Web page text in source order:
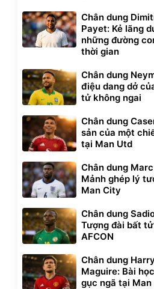
Chân dung
Payet: Kẻ lãng
những đường
thời gian
Chân dung
điệu dang dở
tử không ngai
Chân dung
sản của một
tại Man Utd
Chân dung
Mảnh ghép lý
Man City
Chân dung
Tượng đài bất
AFCON
Chân dung Harry
Maguire: Bài
gục ngã tại